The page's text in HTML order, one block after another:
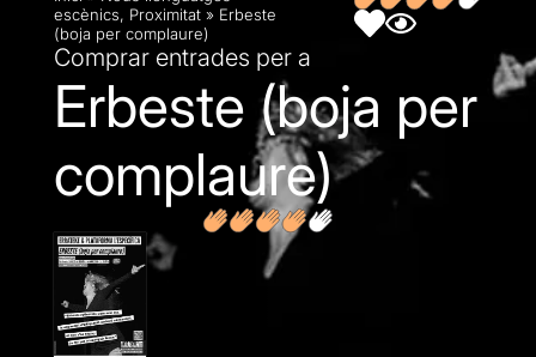
escènics, Proximitat » Erbeste
(boja per complaure)
Comprar entrades per a
Erbeste (boja per
complaure)